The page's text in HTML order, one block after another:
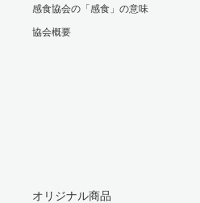
感食協会の「感食」の意味
協会概要
オリジナル商品